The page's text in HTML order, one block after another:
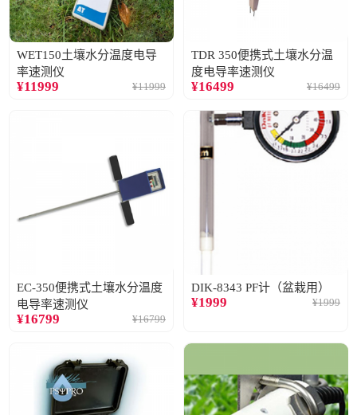
WET150土壤水分温度电导
率速测仪
¥11999 ¥11999
TDR 350便携式土壤水分温
度电导率速测仪
¥16499 ¥16499
EC-350便携式土壤水分温度
电导率速测仪
¥16799 ¥16799
DIK-8343 PF计（盆栽用）
¥1999 ¥1999